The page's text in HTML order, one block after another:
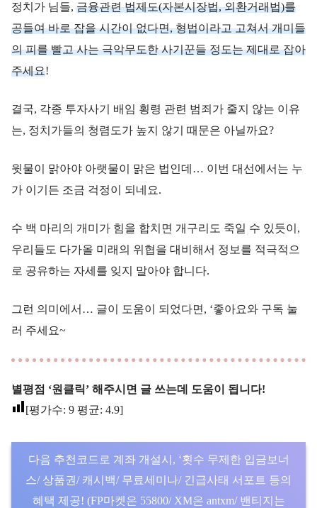
정치가 님들, 금융관련 법제도(자본시장법, 외환거래법)를
공들여 바로 잡을 시간이 없다면, 형법이라고 고쳐서 개미들
의 피를 빨고 사는극악무도한 사기꾼들 정도는 제대로 잡아
주세요!
결국, 각종 투자사기 배임 횡령 관련 범죄가 줄지 않는 이유
는, 정치가들의 청렴도가 높지 않기 때문은 아닐까요?
윗물이 맑아야 아랫물이 맑은 법인데… 이번 대선에서는 누
가 이기든 조금 걱정이 되네요.
수 백 마리의 개미가 힘을 합치면 개구리도 죽일 수 있듯이,
우리들도 다가올 미래의 위협을 대비해서 정보를 적극적으
로 공유하는 자세를 잊지 말아야 합니다.
그런 의미에서… 글이 도움이 되었다면, ‘좋아요와 구독 눌
러 주세요~
별평점 ‘원클릭’ 해주시면 글 쓰는데 도움이 됩니다!
[평가수: 9 평균: 4.9]
다음 추천코드로 계좌 개설시, ‘횟수 무제한 입금보너
스/ 상품권/ 캐시백/ 무료세미나/ 긴급사태 서포트 등의
혜택 제공! (FP마켓은 55800/ XM은 antxm/ 밴티지는